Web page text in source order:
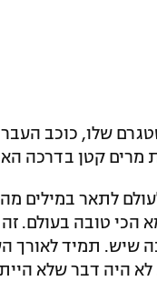
שלו, כוכב
מרים קטן בדרכה
לתאר במילים
הכי טובה בעולם.
שיש. תמיד לאורך
היה דבר שלא